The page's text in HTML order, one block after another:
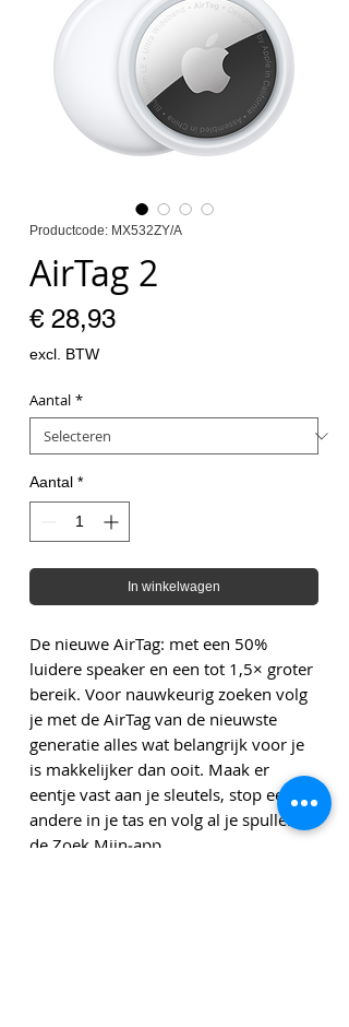
Productcode: MX532ZY/A
AirTag 2
€ 28,93Prijs
excl. BTW
Aantal *
Aantal *
In winkelwagen
De nieuwe AirTag: met een 50%
luidere speaker en een tot 1,5× groter
bereik. Voor nauwkeurig zoeken volg
je met de AirTag van de nieuwste
generatie alles wat belangrijk voor je
is makkelijker dan ooit. Maak er
eentje vast aan je sleutels, stop een
andere in je tas en volg al je spullen in
de Zoek Mijn‑app.